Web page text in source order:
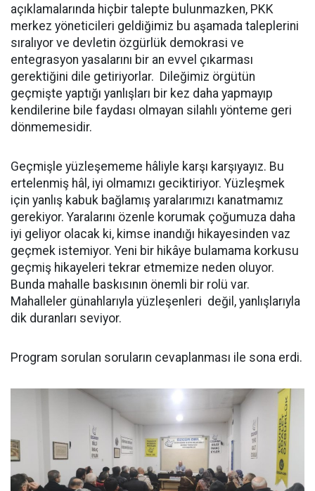
açıklamalarında hiçbir talepte bulunmazken, PKK
merkez yöneticileri geldiğimiz bu aşamada taleplerini
sıralıyor ve devletin özgürlük demokrasi ve
entegrasyon yasalarını bir an evvel çıkarması
gerektiğini dile getiriyorlar. Dileğimiz örgütün
geçmişte yaptığı yanlışları bir kez daha yapmayıp
kendilerine bile faydası olmayan silahlı yönteme geri
dönmemesidir.
Geçmişle yüzleşememe hâliyle karşı karşıyayız. Bu
ertelenmiş hâl, iyi olmamızı geciktiriyor. Yüzleşmek
için yanlış kabuk bağlamış yaralarımızı kanatmamız
gerekiyor. Yaralarını özenle korumak çoğumuza daha
iyi geliyor olacak ki, kimse inandığı hikayesinden vaz
geçmek istemiyor. Yeni bir hikâye bulamama korkusu
geçmiş hikayeleri tekrar etmemize neden oluyor.
Bunda mahalle baskısının önemli bir rolü var.
Mahalleler günahlarıyla yüzleşenleri değil, yanlışlarıyla
dik duranları seviyor.
Program sorulan soruların cevaplanması ile sona erdi.